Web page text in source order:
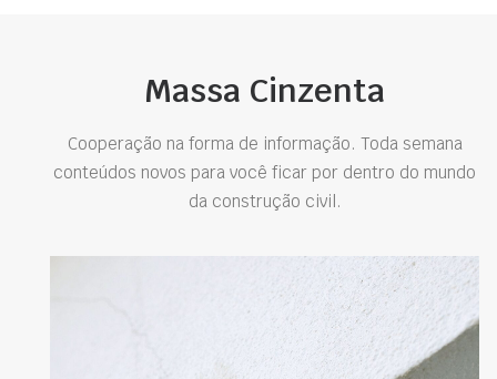
Massa Cinzenta
Cooperação na forma de informação. Toda semana
conteúdos novos para você ficar por dentro do mundo
da construção civil.